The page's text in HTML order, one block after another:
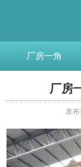
厂房一角
厂房
发